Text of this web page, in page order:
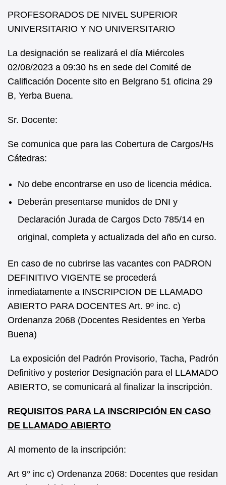
PROFESORADOS DE NIVEL SUPERIOR
UNIVERSITARIO Y NO UNIVERSITARIO
La designación se realizará el día Miércoles
02/08/2023 a 09:30 hs en sede del Comité de
Calificación Docente sito en Belgrano 51 oficina 29
B, Yerba Buena.
Sr. Docente:
Se comunica que para las Cobertura de Cargos/Hs
Cátedras:
No debe encontrarse en uso de licencia médica.
Deberán presentarse munidos de DNI y
Declaración Jurada de Cargos Dcto 785/14 en
original, completa y actualizada del año en curso.
En caso de no cubrirse las vacantes con PADRON
DEFINITIVO VIGENTE se procederá
inmediatamente a INSCRIPCION DE LLAMADO
ABIERTO PARA DOCENTES Art. 9º inc. c)
Ordenanza 2068 (Docentes Residentes en Yerba
Buena)
La exposición del Padrón Provisorio, Tacha, Padrón
Definitivo y posterior Designación para el LLAMADO
ABIERTO, se comunicará al finalizar la inscripción.
REQUISITOS PARA LA INSCRIPCIÓN EN CASO
DE LLAMADO ABIERTO
Al momento de la inscripción:
Art 9° inc c) Ordenanza 2068: Docentes que residan